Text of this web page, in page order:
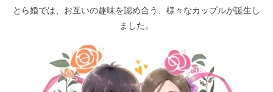
とら婚では、お互いの趣味を認め合う、様々なカップルが誕生し
ました。